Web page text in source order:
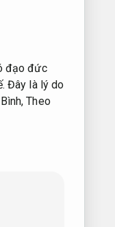
đạo đức
Đây là lý do
Theo